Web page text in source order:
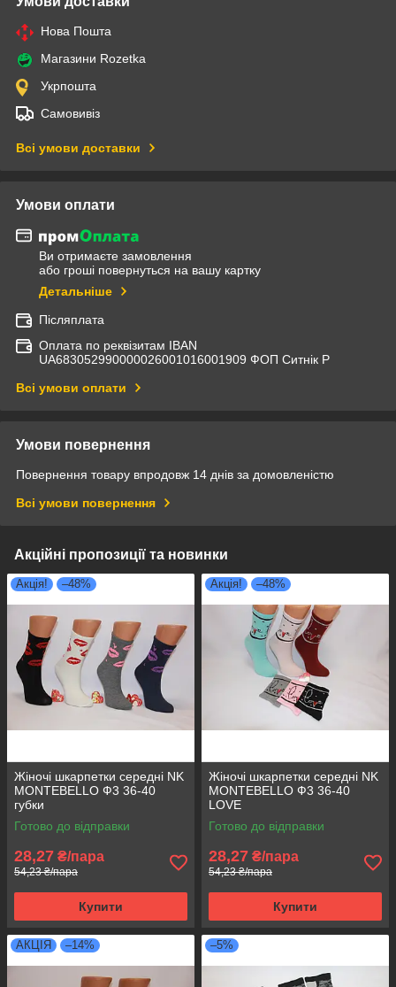
Нова Пошта
Магазини Rozetka
Укрпошта
Самовивіз
Всі умови доставки
Умови оплати
Ви отримаєте замовлення
або гроші повернуться на вашу картку
Детальніше
Післяплата
Оплата по реквізитам IBAN
UА683052990000026001016001909 ФОП Ситнік Р
Всі умови оплати
Умови повернення
Повернення товару впродовж 14 днів за домовленістю
Всі умови повернення
Акційні пропозиції та новинки
Акція! –48%
Жіночі шкарпетки середні NK
MONTEBELLO Ф3 36-40
губки
Готово до відправки
28,27 ₴/пара
54,23 ₴/пара
Купити
Акція! –48%
Жіночі шкарпетки середні NK
MONTEBELLO Ф3 36-40
LOVE
Готово до відправки
28,27 ₴/пара
54,23 ₴/пара
Купити
АКЦІЯ –14% –5%